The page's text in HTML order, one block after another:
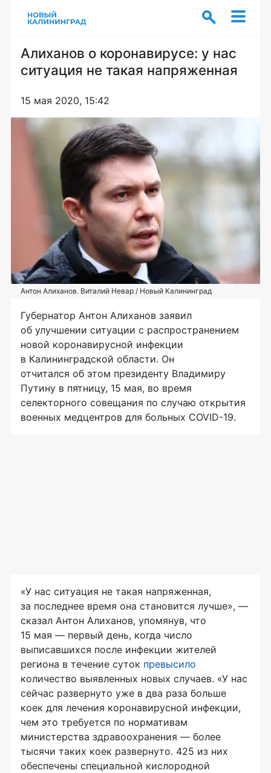
Алиханов о коронавирусе: у нас
ситуация не такая напряженная
15 мая 2020, 15:42
Антон Алиханов. Виталий Невар / Новый Калининград
Губернатор Антон Алиханов заявил
об улучшении ситуации с распространением
новой коронавирусной инфекции
в Калининградской области. Он
отчитался об этом президенту Владимиру
Путину в пятницу, 15 мая, во время
селекторного совещания по случаю открытия
военных медцентров для больных COVID-19.
«У нас ситуация не такая напряженная,
за последнее время она становится лучше», —
сказал Антон Алиханов, упомянув, что
15 мая — первый день, когда число
выписавшихся после инфекции жителей
региона в течение суток превысило
количество выявленных новых случаев. «У нас
сейчас развернуто уже в два раза больше
коек для лечения коронавирусной инфекции,
чем это требуется по нормативам
министерства здравоохранения — более
тысячи таких коек развернуто. 425 из них
обеспечены специальной кислородной